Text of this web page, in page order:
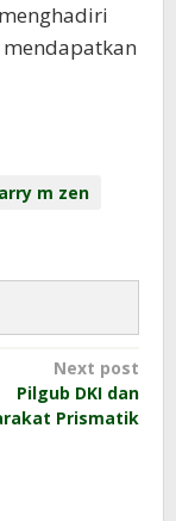
m zen
Next post
Pilgub DKI dan
Prismatik